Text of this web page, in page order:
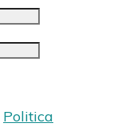
Politica